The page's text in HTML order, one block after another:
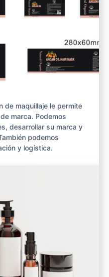
de maquillaje le permite
marca. Podemos
desarrollar su marca y
podemos
y logística.